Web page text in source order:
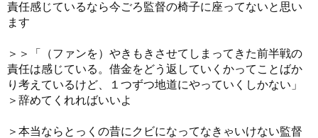
責任感じているなら今ごろ監督の椅子に座ってないと思い
ます
＞＞「（ファンを）やきもきさせてしまってきた前半戦の
責任は感じている。借金をどう返していくかってことばか
り考えているけど、１つずつ地道にやっていくしかない」
＞辞めてくれればいいよ
＞本当ならとっくの昔にクビになってなきゃいけない監督